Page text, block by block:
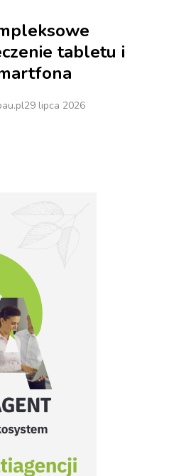
tabletu i
29 lipca 2026